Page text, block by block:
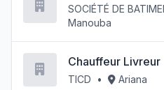
SOCIÉTÉ DE
Manouba
Chauffeur Livreur
TICD • Ariana